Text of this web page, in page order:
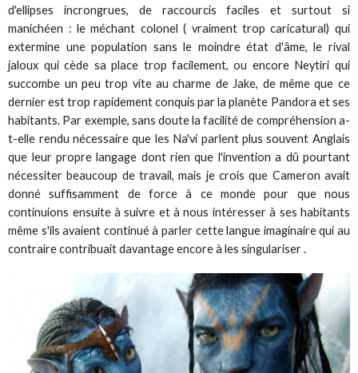
d'ellipses incrongrues, de raccourcis faciles et surtout si
manichéen : le méchant colonel ( vraiment trop caricatural) qui
extermine une population sans le moindre état d'âme, le rival
jaloux qui cède sa place trop facilement, ou encore Neytiri qui
succombe un peu trop vite au charme de Jake, de même que ce
dernier est trop rapidement conquis par la planète Pandora et ses
habitants. Par exemple, sans doute la facilité de compréhension a-
t-elle rendu nécessaire que les Na'vi parlent plus souvent Anglais
que leur propre langage dont rien que l'invention a dû pourtant
nécessiter beaucoup de travail, mais je crois que Cameron avait
donné suffisamment de force à ce monde pour que nous
continuions ensuite à suivre et à nous intéresser à ses habitants
même s'ils avaient continué à parler cette langue imaginaire qui au
contraire contribuait davantage encore à les singulariser .